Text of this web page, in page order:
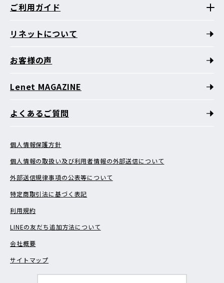
ご利用ガイド
リネットについて
お客様の声
Lenet MAGAZINE
よくあるご質問
個人情報保護方針
個人情報の取扱い及び利用者情報の外部送信について
外部送信規律事項の公表等について
特定商取引法に基づく表記
利用規約
LINEの友だち追加方法について
会社概要
サイトマップ